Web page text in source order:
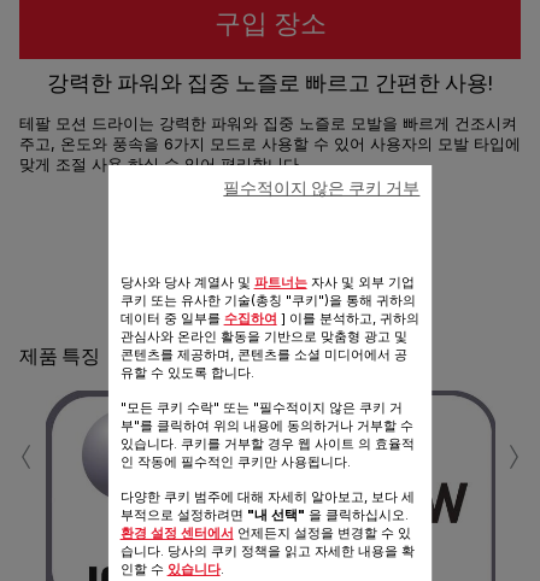
구입 장소
강력한 파워와 집중 노즐로 빠르고 간편한 사용!
테팔 모션 드라이는 강력한 파워와 집중 노즐로 모발을 빠르게 건조시켜
주고, 온도와 풍속을 6가지 모드로 사용할 수 있어 사용자의 모발 타입에
맞게 조절 사용 하실 수 있어 편리합니다.
제품 특징
‹ ›
당사와 당사 계열사 및 파트너는자사 및 외부 기업
쿠키 또는 유사한 기술(총칭 "쿠키")을 통해 귀하의
데이터 중 일부를 수집하여 ] 이를 분석하고, 귀하의
관심사와 온라인 활동을 기반으로 맞춤형 광고 및
콘텐츠를 제공하며, 콘텐츠를 소셜 미디어에서 공
유할 수 있도록 합니다.
"모든 쿠키 수락" 또는 "필수적이지 않은 쿠키 거
부"를 클릭하여 위의 내용에 동의하거나 거부할 수
있습니다. 쿠키를 거부할 경우 웹 사이트 의 효율적
인 작동에 필수적인 쿠키만 사용됩니다.
다양한 쿠키 범주에 대해 자세히 알아보고, 보다 세
부적으로 설정하려면 "내 선택" 을 클릭하십시오.
환경 설정 센터에서 언제든지 설정을 변경할 수 있
습니다. 당사의 쿠키 정책을 읽고 자세한 내용을 확
인할 수 있습니다.
필수적이지 않은 쿠키 거부